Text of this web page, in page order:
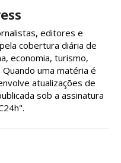
editores e
cobertura diária de
economia, turismo,
uma matéria é
atualizações de
sob a assinatura